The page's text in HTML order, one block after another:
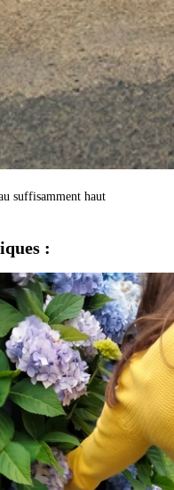
suffisamment haut
: